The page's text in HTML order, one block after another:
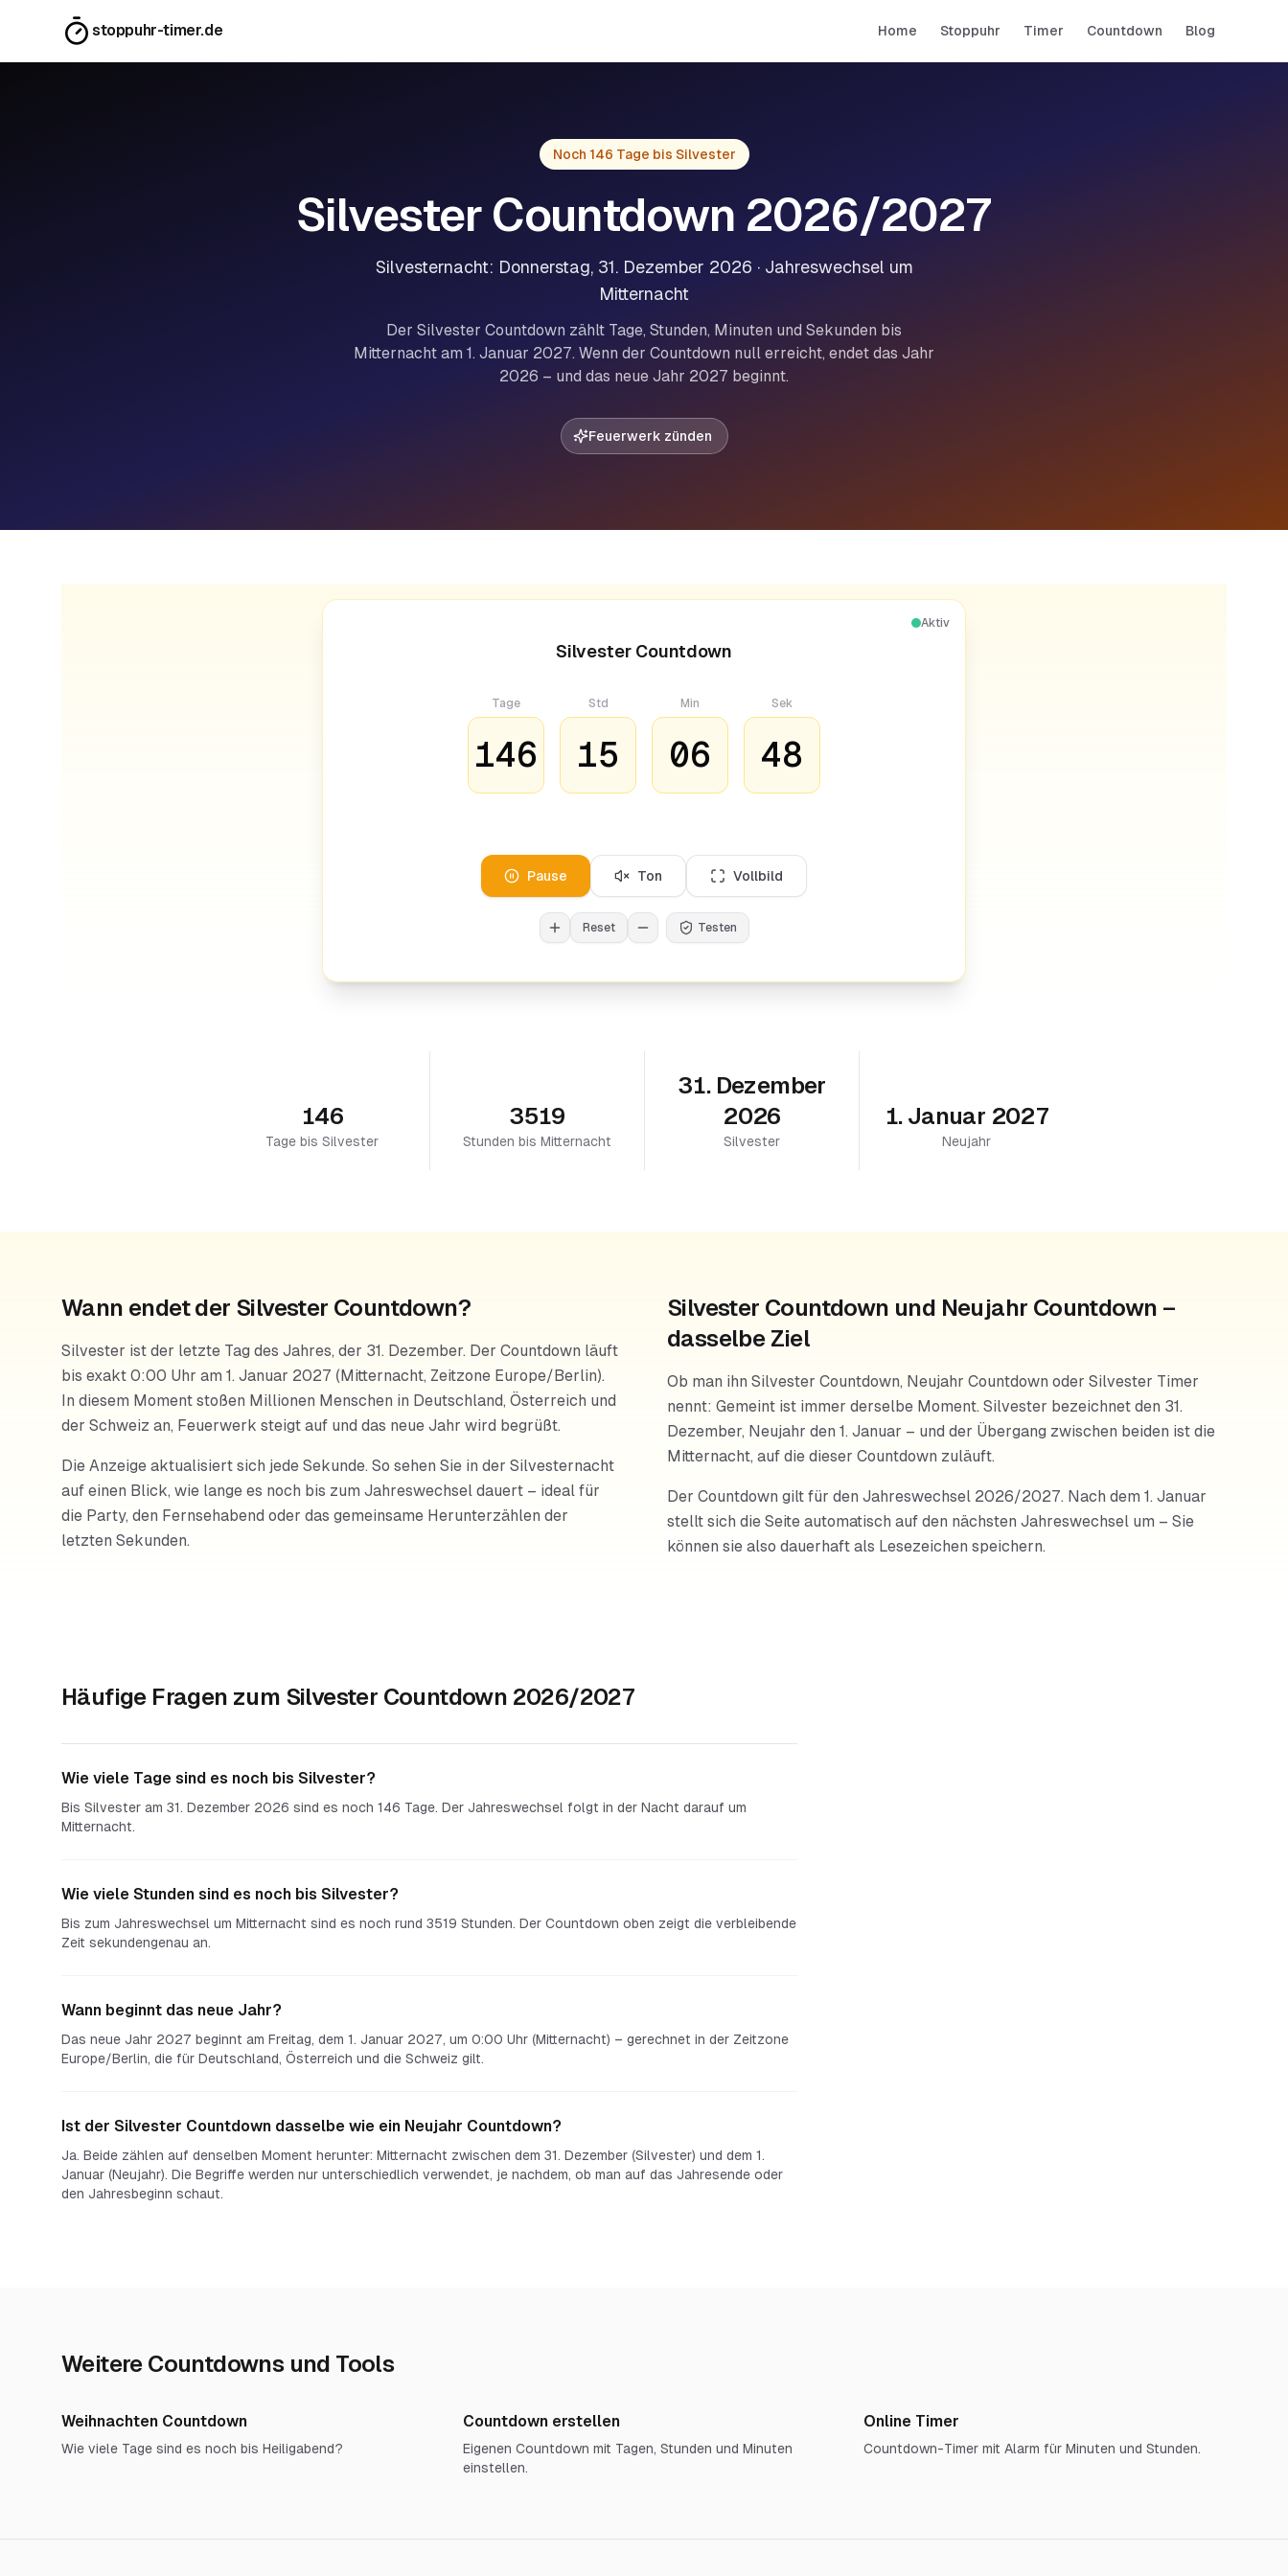
stoppuhr-timer.de Home Stoppuhr Timer Countdown Blog
Noch 146 Tage bis Silvester
Silvester Countdown 2026/2027
Silvesternacht: Donnerstag, 31. Dezember 2026 · Jahreswechsel um
Mitternacht
Der Silvester Countdown zählt Tage, Stunden, Minuten und Sekunden bis
Mitternacht am 1. Januar 2027. Wenn der Countdown null erreicht, endet das Jahr
2026 – und das neue Jahr 2027 beginnt.
Feuerwerk zünden
Aktiv
Silvester Countdown
Tage
146
Std
15
Min
06
Sek
47
Pause Ton Vollbild
Reset Testen
Tage bis Silvester
146
Stunden bis Mitternacht
3519
Silvester
31. Dezember
2026
Neujahr
1. Januar 2027
Wann endet der Silvester Countdown?
Silvester ist der letzte Tag des Jahres, der 31. Dezember. Der Countdown läuft
bis exakt 0:00 Uhr am 1. Januar 2027 (Mitternacht, Zeitzone Europe/Berlin).
In diesem Moment stoßen Millionen Menschen in Deutschland, Österreich und
der Schweiz an, Feuerwerk steigt auf und das neue Jahr wird begrüßt.
Die Anzeige aktualisiert sich jede Sekunde. So sehen Sie in der Silvesternacht
auf einen Blick, wie lange es noch bis zum Jahreswechsel dauert – ideal für
die Party, den Fernsehabend oder das gemeinsame Herunterzählen der
letzten Sekunden.
Silvester Countdown und Neujahr Countdown –
dasselbe Ziel
Ob man ihn Silvester Countdown, Neujahr Countdown oder Silvester Timer
nennt: Gemeint ist immer derselbe Moment. Silvester bezeichnet den 31.
Dezember, Neujahr den 1. Januar – und der Übergang zwischen beiden ist die
Mitternacht, auf die dieser Countdown zuläuft.
Der Countdown gilt für den Jahreswechsel 2026/2027. Nach dem 1. Januar
stellt sich die Seite automatisch auf den nächsten Jahreswechsel um – Sie
können sie also dauerhaft als Lesezeichen speichern.
Häufige Fragen zum Silvester Countdown 2026/2027
Wie viele Tage sind es noch bis Silvester?
Bis Silvester am 31. Dezember 2026 sind es noch 146 Tage. Der Jahreswechsel folgt in der Nacht darauf um
Mitternacht.
Wie viele Stunden sind es noch bis Silvester?
Bis zum Jahreswechsel um Mitternacht sind es noch rund 3519 Stunden. Der Countdown oben zeigt die verbleibende
Zeit sekundengenau an.
Wann beginnt das neue Jahr?
Das neue Jahr 2027 beginnt am Freitag, dem 1. Januar 2027, um 0:00 Uhr (Mitternacht) – gerechnet in der Zeitzone
Europe/Berlin, die für Deutschland, Österreich und die Schweiz gilt.
Ist der Silvester Countdown dasselbe wie ein Neujahr Countdown?
Ja. Beide zählen auf denselben Moment herunter: Mitternacht zwischen dem 31. Dezember (Silvester) und dem 1.
Januar (Neujahr). Die Begriffe werden nur unterschiedlich verwendet, je nachdem, ob man auf das Jahresende oder
den Jahresbeginn schaut.
Weitere Countdowns und Tools
Weihnachten Countdown
Wie viele Tage sind es noch bis Heiligabend?
Countdown erstellen
Eigenen Countdown mit Tagen, Stunden und Minuten
einstellen.
Online Timer
Countdown-Timer mit Alarm für Minuten und Stunden.